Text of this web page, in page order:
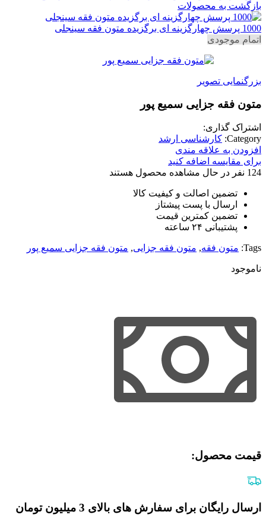
بازگشت به محصولات
1000 پرسش چهارگزینه ای برگزیده متون فقه سینجلی
اتمام موجودی
بزرگنمایی تصویر
متون فقه جزایی سمیع پور
اشتراک گذاری:
Category: کارشناسی ارشد
افزودن به علاقه مندی
برای مقایسه اضافه کنید
124 نفر در حال مشاهده محصول هستند
تضمین اصالت و کیفیت کالا
ارسال با پست پیشتاز
تضمین کمترین قیمت
پشتیبانی ۲۴ ساعته
Tags: متون فقه, متون فقه جزایی, متون فقه جزایی سمیع پور
ناموجود
قیمت محصول:​
ارسال رایگان برای سفارش های بالای 3 میلیون تومان